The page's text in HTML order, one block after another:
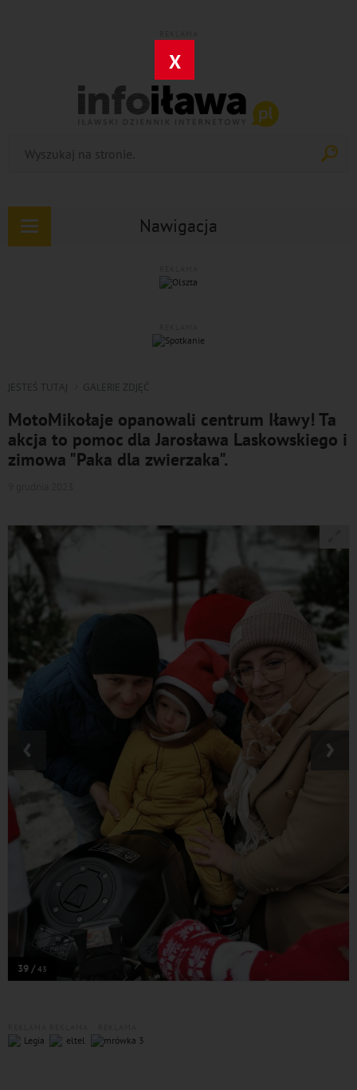
X
Nawigacja
Rozwiń
JESTEŚ TUTAJ GALERIE ZDJĘĆ
MotoMikołaje opanowali centrum Iławy! Ta
akcja to pomoc dla Jarosława Laskowskiego i
zimowa "Paka dla zwierzaka".
39 / 43
‹ ›